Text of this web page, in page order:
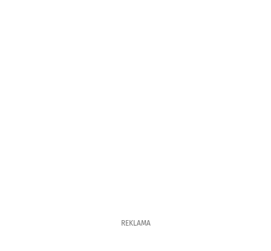
REKLAMA